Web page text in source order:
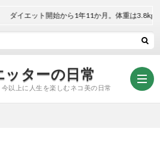
ターの日常
以上に人生を楽しむネコ美の日常
ダイエット開始から1年11か月。体重は3.8kg減